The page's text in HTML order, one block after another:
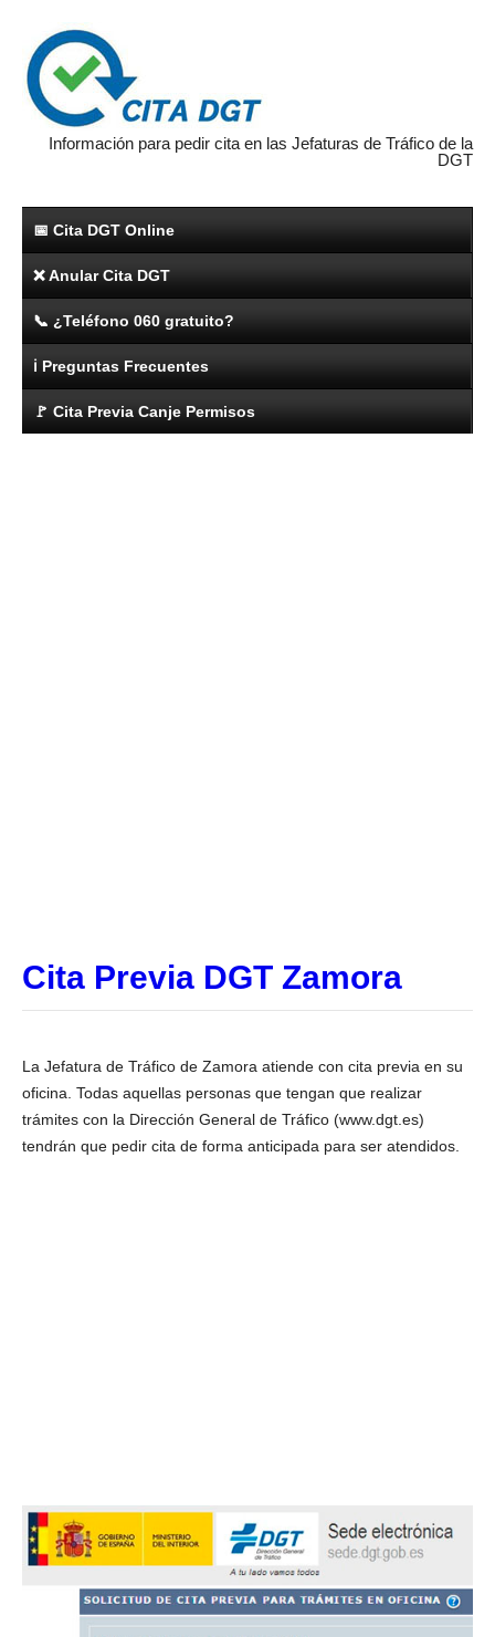
Información para pedir cita en las Jefaturas de Tráfico de la
DGT
📅 Cita DGT Online
❌ Anular Cita DGT
📞 ¿Teléfono 060 gratuito?
ℹ️ Preguntas Frecuentes
🚩 Cita Previa Canje Permisos
Cita Previa DGT Zamora
La Jefatura de Tráfico de Zamora atiende con cita previa en su
oficina. Todas aquellas personas que tengan que realizar
trámites con la Dirección General de Tráfico (www.dgt.es)
tendrán que pedir cita de forma anticipada para ser atendidos.